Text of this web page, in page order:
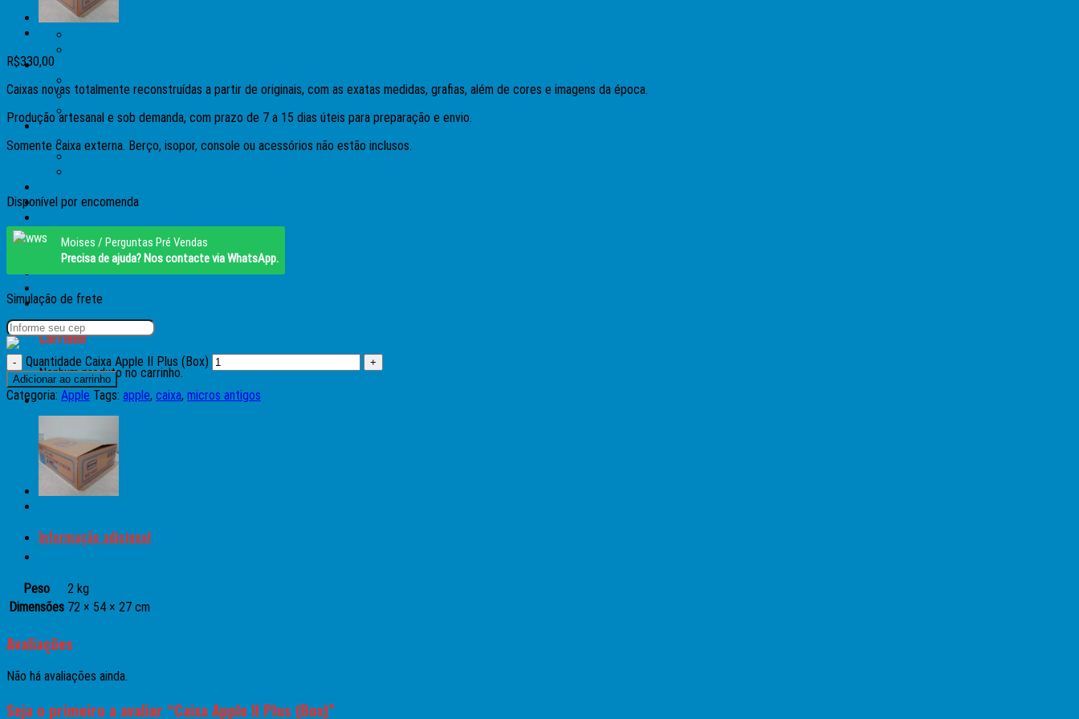
Timex
Micros Diversos
Coleções
Micros
Games
Outros/Antiguidades
Pinball
Acessórios
►►OFERTAS DA SEMANA◄◄
Entrar
R$0,00
Carrinho
Nenhum produto no carrinho.
R$330,00
Caixas novas totalmente reconstruídas a partir de originais, com as exatas medidas, grafias, além de cores e imagens da época.
Produção artesanal e sob demanda, com prazo de 7 a 15 dias úteis para preparação e envio.
Somente caixa externa. Berço, isopor, console ou acessórios não estão inclusos.
Disponível por encomenda
Moises / Perguntas Pré Vendas
Precisa de ajuda? Nos contacte via WhatsApp.
Simulação de frete
Quantidade Caixa Apple II Plus (Box)
Adicionar ao carrinho
Categoria: Apple Tags: apple, caixa, micros antigos
Informação adicional
Peso
2 kg
Dimensões 72 × 54 × 27 cm
Avaliações
Não há avaliações ainda.
Seja o primeiro a avaliar “Caixa Apple II Plus (Box)”